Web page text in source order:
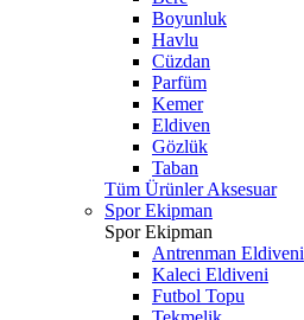
Boyunluk
Havlu
Cüzdan
Parfüm
Kemer
Eldiven
Gözlük
Taban
Tüm Ürünler Aksesuar
Spor Ekipman
Spor Ekipman
Antrenman Eldiveni
Kaleci Eldiveni
Futbol Topu